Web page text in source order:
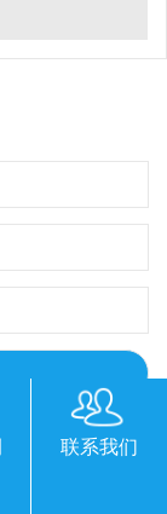
联系我们